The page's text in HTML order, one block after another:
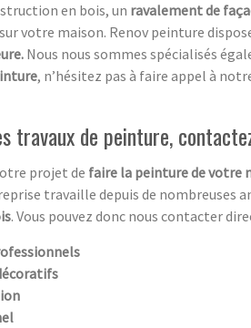
en bois, un ravalement de
sur votre maison. Renov peinture
Nous nous sommes spécialisés
, n’hésitez pas à faire appel à
travaux de peinture,
projet de faire la peinture de votre
travaille depuis de nombreuses
. Vous pouvez donc nous contacter